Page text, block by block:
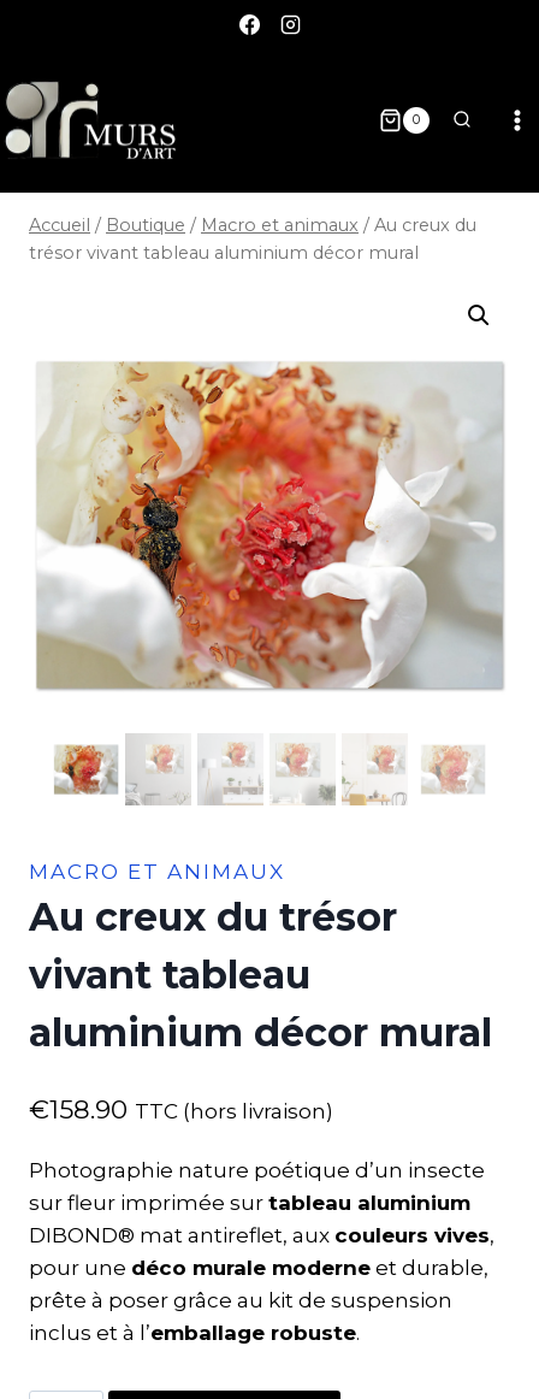
0
Accueil / Boutique / Macro et animaux / Au creux du
trésor vivant tableau aluminium décor mural
MACRO ET ANIMAUX
Au creux du trésor
vivant tableau
aluminium décor mural
€158.90 TTC (hors livraison)
Photographie nature poétique d’un insecte
sur fleur imprimée sur tableau aluminium
DIBOND® mat antireflet, aux couleurs vives,
pour une déco murale moderne et durable,
prête à poser grâce au kit de suspension
inclus et à l’emballage robuste.